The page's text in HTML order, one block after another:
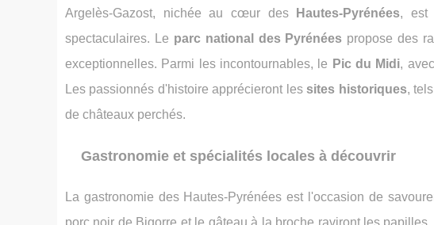
Argelès-Gazost, nichée au cœur des Hautes-Pyrénées, est
spectaculaires. Le parc national des Pyrénées propose des
exceptionnelles. Parmi les incontournables, le Pic du Midi,
Les passionnés d'histoire apprécieront les sites historiques,
de châteaux perchés.
Gastronomie et spécialités locales à découvrir
La gastronomie des Hautes-Pyrénées est l'occasion de
porc noir de Bigorre et le gâteau à la broche raviront les